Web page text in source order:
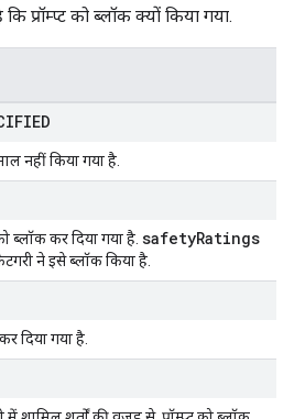
प्रॉम्प्ट को ब्लॉक क्यों किया गया.
नहीं किया गया है.
ब्लॉक कर दिया गया है. safetyRatings
ने इसे ब्लॉक किया है.
दिया गया है.